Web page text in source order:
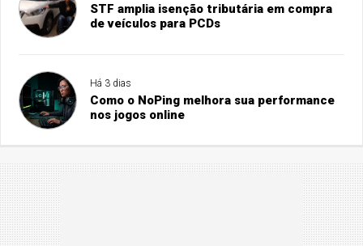
STF amplia isenção tributária em compra
de veículos para PCDs
Há 3 dias
Como o NoPing melhora sua performance
nos jogos online